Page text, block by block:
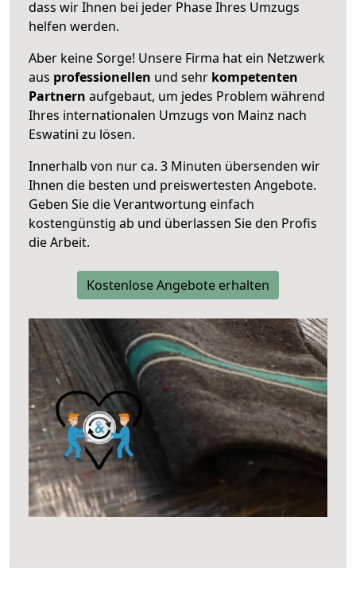
dass wir Ihnen bei jeder Phase Ihres Umzugs
helfen werden.
Aber keine Sorge! Unsere Firma hat ein Netzwerk
aus professionellen und sehr kompetenten
Partnern aufgebaut, um jedes Problem während
Ihres internationalen Umzugs von Mainz nach
Eswatini zu lösen.
Innerhalb von nur ca. 3 Minuten übersenden wir
Ihnen die besten und preiswertesten Angebote.
Geben Sie die Verantwortung einfach
kostengünstig ab und überlassen Sie den Profis
die Arbeit.
Kostenlose Angebote erhalten